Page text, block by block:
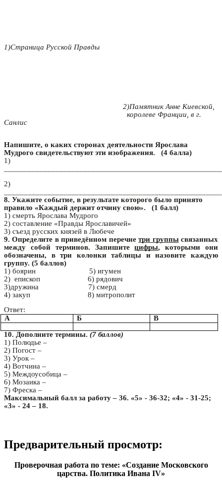
1)Страница Русской Правды
2)Памятник Анне Киевской,
королеве Франции, в г.
Санлис
Напишите, о каких сторонах деятельности Ярослава
Мудрого свидетельствуют эти изображения. (4 балла)
1)
2)
8. Укажите событие, в результате которого было принято
правило «Каждый держит отчину свою». (1 балл)
1) смерть Ярослава Мудрого
2) составление «Правды Ярославичей»
3) съезд русских князей в Любече
9. Определите в приведённом перечнетри группысвязанных
между собой терминов. Запишитецифры, которыми они
обозначены, в три колонки таблицы и назовите каждую
группу. (5 баллов)
1) боярин 5) игумен
2) епископ 6) рядович
3)дружина 7) смерд
4) закуп 8) митрополит
Ответ:
А
Б В
10. Дополните термины. (7 баллов)
1) Полюдье –
2) Погост –
3) Урок –
4) Вотчина –
5) Междоусобица –
6) Мозаика –
7) Фреска –
Максимальный балл за работу – 36. «5» - 36-32; «4» - 31-25;
«3» - 24 – 18.
Предварительный просмотр:
Проверочная работа по теме: «Создание Московского
царства. Политика Ивана IV»